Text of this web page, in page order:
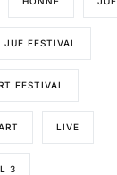
JUE FESTIVAL
FESTIVAL
LIVE
3